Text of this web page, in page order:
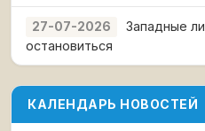
27-07-2026
Западные
остановиться
КАЛЕНДАРЬ НОВОСТЕЙ